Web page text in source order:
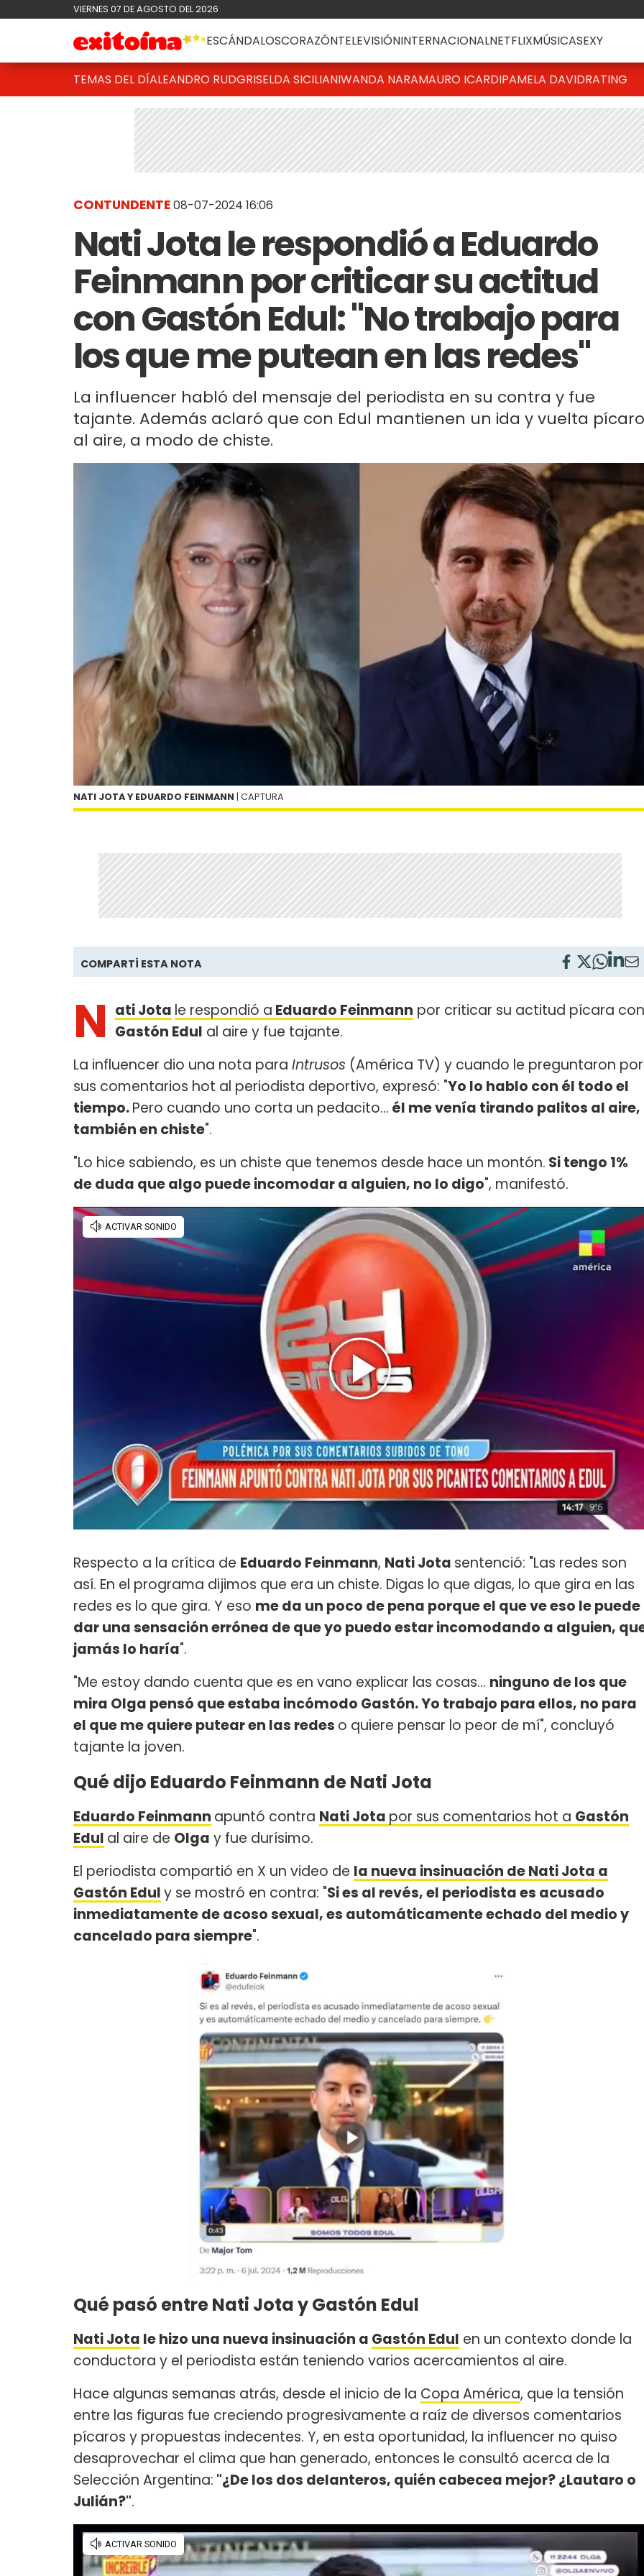
VIERNES 07 DE AGOSTO DEL 2026
ESCÁNDALOSCORAZÓNTELEVISIÓNINTERNACIONALNETFLIXMÚSICASEXY
TEMAS DEL DÍALEANDRO RUDGRISELDA SICILIANIWANDA NARAMAURO ICARDIPAMELA DAVIDRATING
CONTUNDENTE08-07-2024 16:06
Nati Jota le respondió a Eduardo
Feinmann por criticar su actitud
con Gastón Edul: "No trabajo para
los que me putean en las redes"
La influencer habló del mensaje del periodista en su contra y fue
tajante. Además aclaró que con Edul mantienen un ida y vuelta pícaro
al aire, a modo de chiste.
NATI JOTA Y EDUARDO FEINMANN | CAPTURA
COMPARTÍ ESTA NOTA
N ati Jota le respondió a Eduardo Feinmann por criticar su actitud pícara con
Gastón Edul al aire y fue tajante.
La influencer dio una nota para Intrusos (América TV) y cuando le preguntaron por
sus comentarios hot al periodista deportivo, expresó: "Yo lo hablo con él todo el
tiempo.Pero cuando uno corta un pedacito... él me venía tirando palitos al aire,
también en chiste".
"Lo hice sabiendo, es un chiste que tenemos desde hace un montón. Si tengo 1%
de duda que algo puede incomodar a alguien, no lo digo", manifestó.
Respecto a la crítica de Eduardo Feinmann, Nati Jota sentenció: "Las redes son
así. En el programa dijimos que era un chiste. Digas lo que digas, lo que gira en las
redes es lo que gira. Y eso me da un poco de pena porque el que ve eso le puede
dar una sensación errónea de que yo puedo estar incomodando a alguien,
jamás lo haría".
"Me estoy dando cuenta que es en vano explicar las cosas... ninguno de los que
mira Olga pensó que estaba incómodo Gastón. Yo trabajo para ellos, no para
el que me quiere putear en las redes o quiere pensar lo peor de mí", concluyó
tajante la joven.
Qué dijo Eduardo Feinmann de Nati Jota
Eduardo Feinmann apuntó contra Nati Jota por sus comentarios hot a Gastón
Edul al aire de Olga y fue durísimo.
El periodista compartió en X un video de la nueva insinuación de Nati Jota a
Gastón Eduly se mostró en contra: "Si es al revés, el periodista es acusado
inmediatamente de acoso sexual, es automáticamente echado del medio y
cancelado para siempre".
Qué pasó entre Nati Jota y Gastón Edul
Nati Jota le hizo una nueva insinuación a Gastón Edul en un contexto donde la
conductora y el periodista están teniendo varios acercamientos al aire.
Hace algunas semanas atrás, desde el inicio de la Copa América, que la tensión
entre las figuras fue creciendo progresivamente a raíz de diversos comentarios
pícaros y propuestas indecentes. Y, en esta oportunidad, la influencer no quiso
desaprovechar el clima que han generado, entonces le consultó acerca de la
Selección Argentina: "¿De los dos delanteros, quién cabecea mejor? ¿Lautaro o
Julián?".